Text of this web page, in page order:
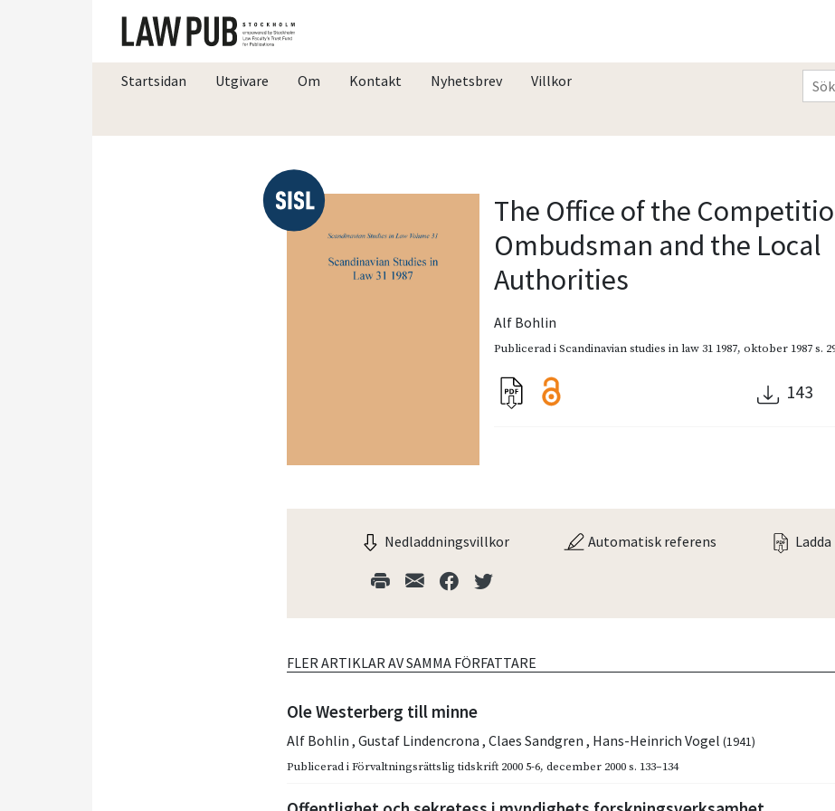
Startsidan Utgivare Om Kontakt Nyhetsbrev Villkor
The Office of the
Ombudsman and the Local
Authorities
Alf Bohlin
Publicerad iScandinavian studies in law 31 1987,oktober 1987s.
143
Nedladdningsvillkor Automatisk referens Ladda
FLER ARTIKLAR AV SAMMA FÖRFATTARE
Ole Westerberg till minne
Alf Bohlin,Gustaf Lindencrona,Claes Sandgren, Hans-Heinrich Vogel(1941)
Publicerad iFörvaltningsrättslig tidskrift 2000 5-6,december 2000 s. 133–134